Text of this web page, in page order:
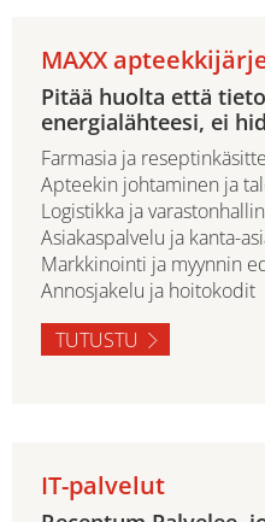
MAXX
Pitää huolta että
energialähteesi, ei
Farmasia ja
Apteekin johtaminen ja
Logistikka ja
Asiakaspalvelu ja kanta-
Markkinointi ja myynnin
Annosjakelu ja hoitokodit
TUTUSTU
IT-palvelut